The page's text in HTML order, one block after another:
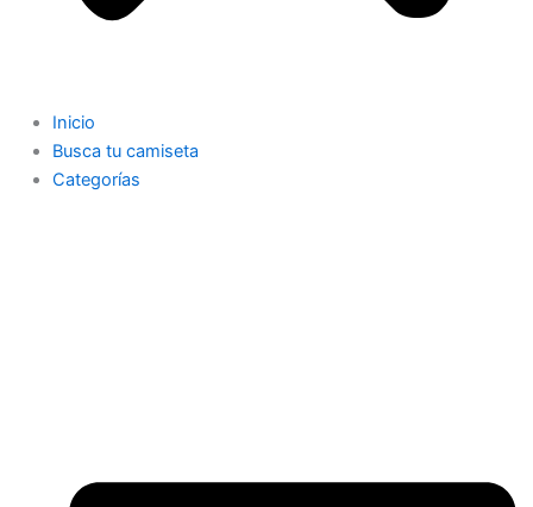
Inicio
Busca tu camiseta
Categorías